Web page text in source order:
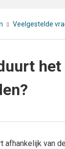
Veelgestelde
afhankelijk van